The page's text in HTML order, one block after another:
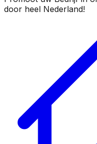
door heel Nederland!